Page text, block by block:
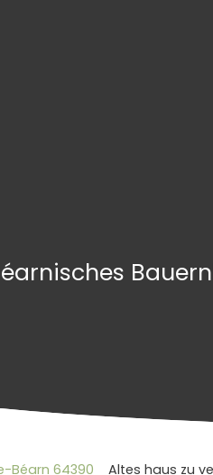
Béarn 64390 Altes haus zu